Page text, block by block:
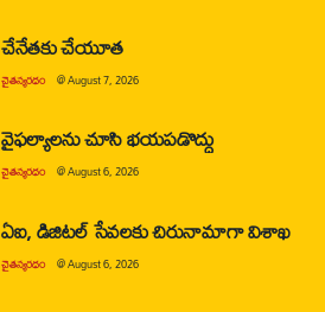
చేనేతకు చేయూత
చైతన్యరధం @August 7, 2026
వైఫల్యాలను చూసి భయపడొద్దు
చైతన్యరధం @August 6, 2026
ఏఐ, డిజిటల్ సేవలకు చిరునామాగా విశాఖ
చైతన్యరధం @August 6, 2026